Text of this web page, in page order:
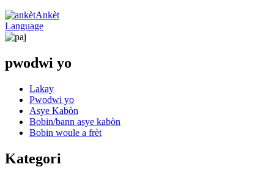
Ankèt
Language
pwodwi yo
Lakay
Pwodwi yo
Asye Kabòn
Bobin/bann asye kabòn
Bobin woule a frèt
Kategori